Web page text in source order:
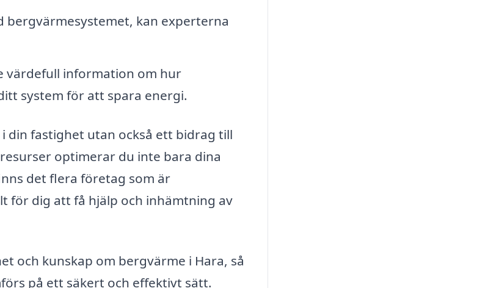
bergvärmesystemet, kan experterna
värdefull information om hur
system för att spara energi.
din fastighet utan också ett bidrag till
optimerar du inte bara dina
det flera företag som är
för dig att få hjälp och inhämtning av
och kunskap om bergvärme i Hara, så
på ett säkert och effektivt sätt.